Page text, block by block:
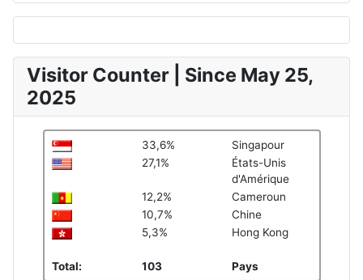
Visitor Counter | Since May 25,
2025
33,6%
Singapour
27,1%
États-Unis
d'Amérique
12,2%
Cameroun
10,7%
Chine
5,3%
Hong Kong
Total: 103 Pays